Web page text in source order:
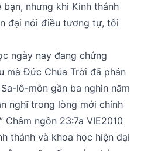
nhưng khi Kinh thánh
đại nói điều tương tự, tôi
ngày nay đang chứng
mà Đức Chúa Trời đã phán
lô-môn gần ba nghìn năm
nghĩ trong lòng mới chính
Châm ngôn 23:7a VIE2010
thánh và khoa học hiện đại